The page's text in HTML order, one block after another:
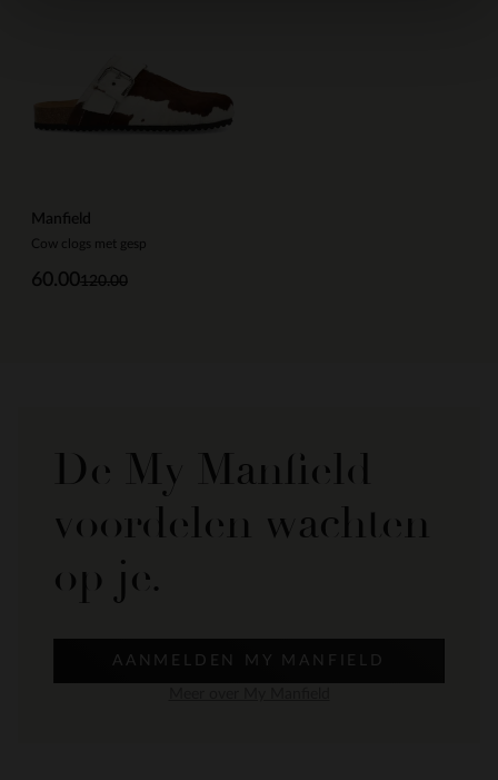
Manfield
Cow clogs met gesp
120.00
60.00
De My Manfield
voordelen wachten
op je.
AANMELDEN MY MANFIELD